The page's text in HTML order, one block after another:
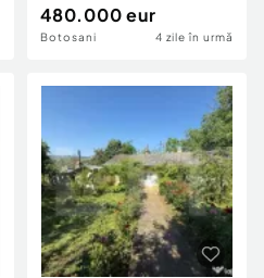
locuință/activitate
profe
480.000 eur
Botosani 4 zile în urmă